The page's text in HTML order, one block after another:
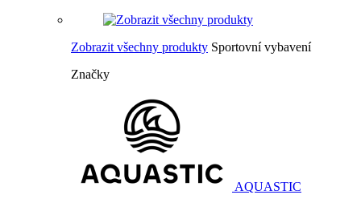
Zobrazit všechny produkty Sportovní vybavení
Značky
AQUASTIC